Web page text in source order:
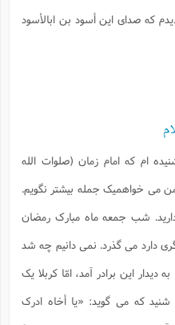
که صدای این أسود بن ابالأسود
ام که امام زمان (صلوات الله
می خواهمیک جمله بیشتر نگویم.
شب جمعه ماه مبارک رمضان
می گذرد. نمی دانیم چه شد
این برادر آمد، امّا کربلا یک
که می گوید: «یا أخاه ادرک